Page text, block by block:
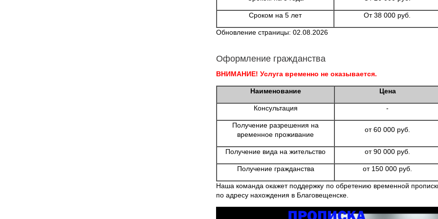
Сроком на 5 лет От 38 000 руб.
Обновление страницы: 02.08.2026
Оформление гражданства
ВНИМАНИЕ! Услуга временно не оказывается.
Наименование Цена
Консультация -
Получение разрешения на
временное проживание
от 60 000 руб.
Получение вида на жительство от 90 000 руб.
Получение гражданства от 150 000 руб.
Наша команда окажет поддержку по обретению временной
по адресу нахождения в Благовещенске.